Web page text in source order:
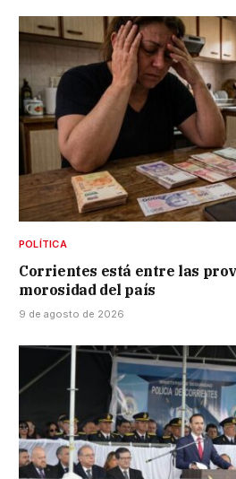
POLÍTICA
Corrientes está entre las
morosidad del país
9 de agosto de 2026